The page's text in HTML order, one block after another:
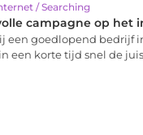
/ Searching
campagne op het
een goedlopend bedrijf
een korte tijd snel de